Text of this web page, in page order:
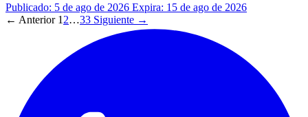
Publicado: 5 de ago de 2026 Expira: 15 de ago de 2026
← Anterior 1 2…33 Siguiente →